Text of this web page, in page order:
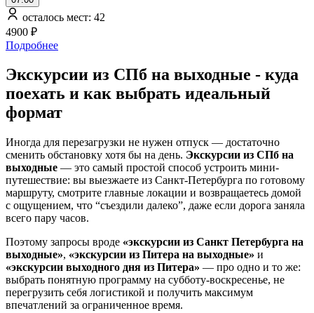
осталось мест: 42
4900 ₽
Подробнее
Экскурсии из СПб на выходные - куда
поехать и как выбрать идеальный
формат
Иногда для перезагрузки не нужен отпуск — достаточно
сменить обстановку хотя бы на день. Экскурсии из СПб на
выходные — это самый простой способ устроить мини-
путешествие: вы выезжаете из Санкт-Петербурга по готовому
маршруту, смотрите главные локации и возвращаетесь домой
с ощущением, что “съездили далеко”, даже если дорога заняла
всего пару часов.
Поэтому запросы вроде «экскурсии из Санкт Петербурга на
выходные», «экскурсии из Питера на выходные» и
«экскурсии выходного дня из Питера» — про одно и то же:
выбрать понятную программу на субботу-воскресенье, не
перегрузить себя логистикой и получить максимум
впечатлений за ограниченное время.